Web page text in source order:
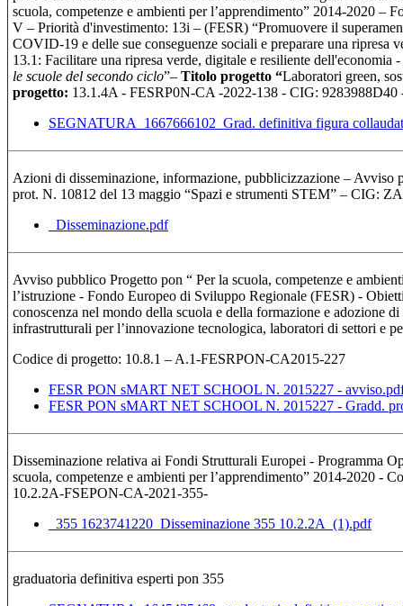
scuola, competenze e ambienti per l’apprendimento” 2014-2020
V – Priorità d'investimento: 13i – (FESR) “Promuovere il
COVID-19 e delle sue conseguenze sociali e preparare una ripresa
13.1: Facilitare una ripresa verde, digitale e resiliente dell'economia
le scuole del secondo ciclo”– Titolo progetto “Laboratori green,
progetto: 13.1.4A - FESRP0N-CA -2022-138 - CIG:
SEGNATURA_1667666102_Grad. definitiva figura
Azioni di disseminazione, informazione, pubblicizzazione –
prot. N. 10812 del 13 maggio “Spazi e strumenti STEM” – CIG:
_Disseminazione.pdf
Avviso pubblico Progetto pon “ Per la scuola, competenze e
l’istruzione - Fondo Europeo di Sviluppo Regionale (FESR) -
conoscenza nel mondo della scuola e della formazione e adozione
infrastrutturali per l’innovazione tecnologica, laboratori di settori e
Codice di progetto: 10.8.1 – A.1-FESRPON-CA2015-227
FESR PON sMART NET SCHOOL N. 2015227 -
FESR PON sMART NET SCHOOL N. 2015227 - Gradd.
Disseminazione relativa ai Fondi Strutturali Europei - Programma
scuola, competenze e ambienti per l’apprendimento” 2014-2020 -
10.2.2A-FSEPON-CA-2021-355-
_355 1623741220_Disseminazione 355 10.2.2A_(1).pdf
graduatoria definitiva esperti pon 355